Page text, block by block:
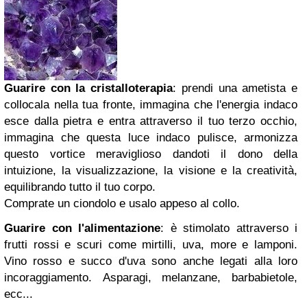
Guarire con la cristalloterapia: prendi una ametista e
collocala nella tua fronte, immagina che l'energia indaco
esce dalla pietra e entra attraverso il tuo terzo occhio,
immagina che questa luce indaco pulisce, armonizza
questo vortice meraviglioso dandoti il dono della
intuizione, la visualizzazione, la visione e la creatività,
equilibrando tutto il tuo corpo.
Comprate un ciondolo e usalo appeso al collo.
Guarire con l'alimentazione: è stimolato attraverso i
frutti rossi e scuri come mirtilli, uva, more e lamponi.
Vino rosso e succo d'uva sono anche legati alla loro
incoraggiamento. Asparagi, melanzane, barbabietole,
ecc...